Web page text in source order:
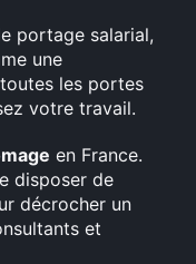
portage salarial,
une
les portes
votre travail.
en France.
disposer de
décrocher un
et